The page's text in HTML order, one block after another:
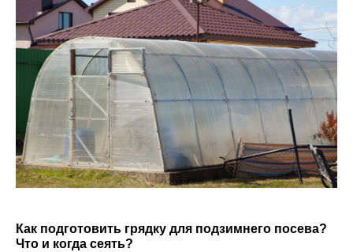
Как подготовить грядку для подзимнего посева?
Что и когда сеять?